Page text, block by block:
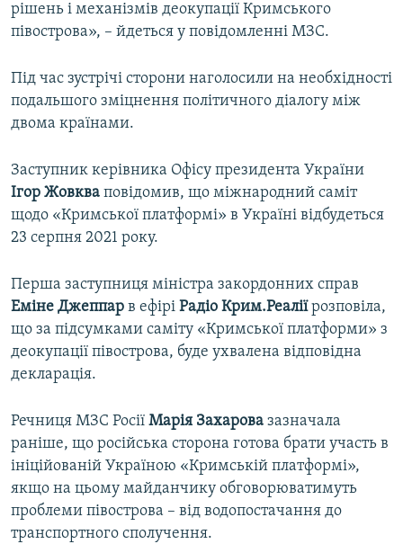
рішень і механізмів деокупації Кримського
півострова», – йдеться у повідомленні МЗС.
Під час зустрічі сторони наголосили на необхідності
подальшого зміцнення політичного діалогу між
двома країнами.
Заступник керівника Офісу президента України
Ігор Жовква повідомив, що міжнародний саміт
щодо «Кримської платформі» в Україні відбудеться
23 серпня 2021 року.
Перша заступниця міністра закордонних справ
Еміне Джеппар в ефірі Радіо Крим.Реаліїрозповіла,
що за підсумками саміту «Кримської платформи» з
деокупації півострова, буде ухвалена відповідна
декларація.
Речниця МЗС Росії Марія Захарова зазначала
раніше, що російська сторона готова брати участь в
ініційованій Україною «Кримській платформі»,
якщо на цьому майданчику обговорюватимуть
проблеми півострова – від водопостачання до
транспортного сполучення.